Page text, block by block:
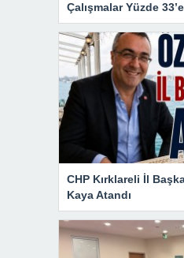
Çalışmalar Yüzde
CHP Kırklareli İl
Kaya Atandı